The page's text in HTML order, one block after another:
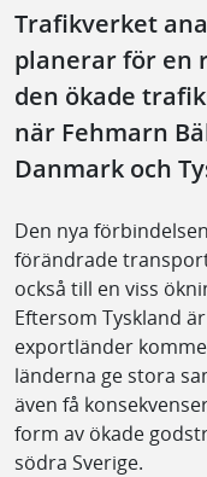
Trafikverket
planerar för en
den ökade
när Fehmarn
Danmark och
Den nya
förändrade
också till en viss
Eftersom Tyskland
exportländer
länderna ge stora
även få
form av ökade
södra Sverige.